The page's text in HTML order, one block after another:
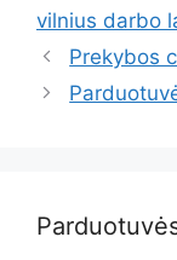
vilnius darbo
Prekybos